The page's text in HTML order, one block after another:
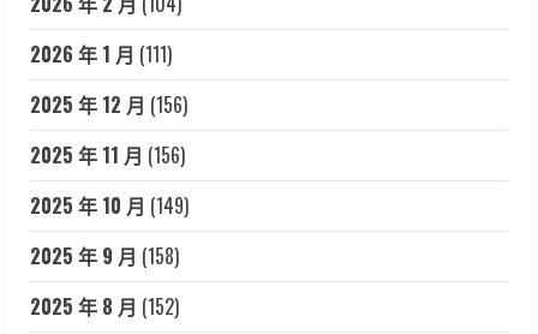
2026 年 1 月 (111)
2025 年 12 月 (156)
2025 年 11 月 (156)
2025 年 10 月 (149)
2025 年 9 月 (158)
2025 年 8 月 (152)